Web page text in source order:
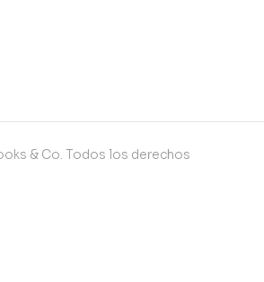
& Co. Todos los derechos